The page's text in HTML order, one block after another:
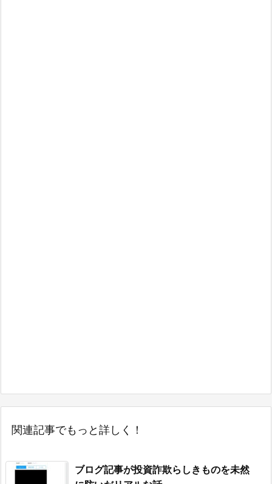
関連記事でもっと詳しく！
ブログ記事が投資詐欺らしきものを未然